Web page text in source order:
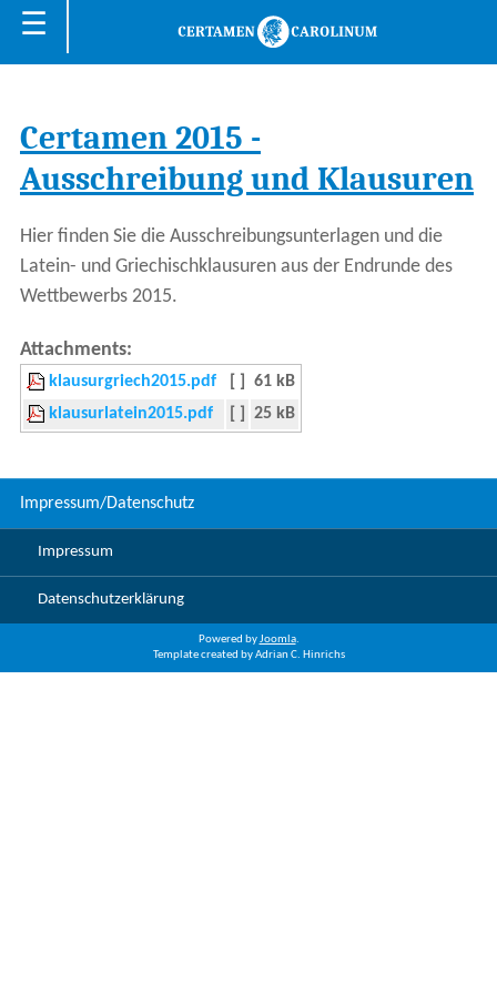
☰
Certamen 2015 -
Ausschreibung und Klausuren
Hier finden Sie die Ausschreibungsunterlagen und die
Latein- und Griechischklausuren aus der Endrunde des
Wettbewerbs 2015.
Attachments:
klausurgriech2015.pdf
61 kB
klausurlatein2015.pdf
25 kB
Impressum/Datenschutz
Impressum
Datenschutzerklärung
Powered byJoomla.
Template created by Adrian C. Hinrichs